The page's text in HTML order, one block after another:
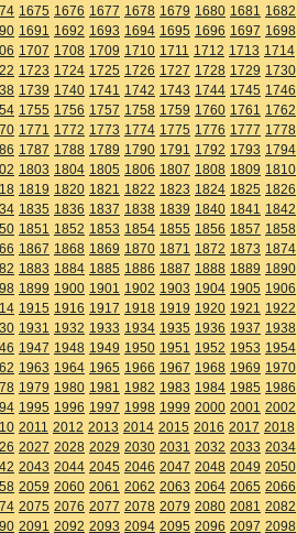
1675 1676 1677 1678 1679 1680 1681 1682
1691 1692 1693 1694 1695 1696 1697 1698
1707 1708 1709 1710 1711 1712 1713 1714
1723 1724 1725 1726 1727 1728 1729 1730
1739 1740 1741 1742 1743 1744 1745 1746
1755 1756 1757 1758 1759 1760 1761 1762
1771 1772 1773 1774 1775 1776 1777 1778
1787 1788 1789 1790 1791 1792 1793 1794
1803 1804 1805 1806 1807 1808 1809 1810
1819 1820 1821 1822 1823 1824 1825 1826
1835 1836 1837 1838 1839 1840 1841 1842
1851 1852 1853 1854 1855 1856 1857 1858
1867 1868 1869 1870 1871 1872 1873 1874
1883 1884 1885 1886 1887 1888 1889 1890
1899 1900 1901 1902 1903 1904 1905 1906
1915 1916 1917 1918 1919 1920 1921 1922
1931 1932 1933 1934 1935 1936 1937 1938
1947 1948 1949 1950 1951 1952 1953 1954
1963 1964 1965 1966 1967 1968 1969 1970
1979 1980 1981 1982 1983 1984 1985 1986
1995 1996 1997 1998 1999 2000 2001 2002
2011 2012 2013 2014 2015 2016 2017 2018
2027 2028 2029 2030 2031 2032 2033 2034
2043 2044 2045 2046 2047 2048 2049 2050
2059 2060 2061 2062 2063 2064 2065 2066
2075 2076 2077 2078 2079 2080 2081 2082
2091 2092 2093 2094 2095 2096 2097 2098